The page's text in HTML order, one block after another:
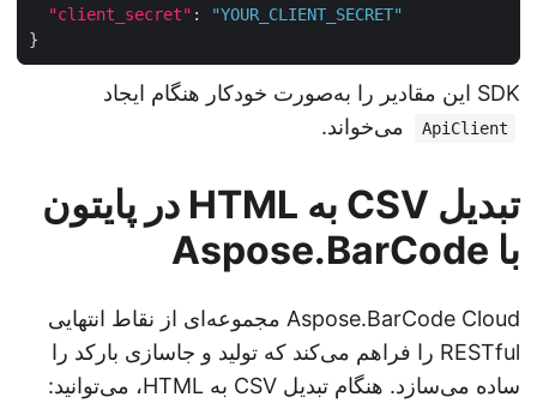
"client_secret"
: "YOUR_CLIENT_SECRET"
SDK این مقادیر را به‌صورت خودکار هنگام ایجاد
ApiClient می‌خواند.
تبدیل CSV به HTML در پایتون
با Aspose.BarCode
Aspose.BarCode Cloud مجموعه‌ای از نقاط انتهایی
RESTful را فراهم می‌کند که تولید و جاسازی بارکد را
ساده می‌سازد. هنگام تبدیل CSV به HTML، می‌توانید: